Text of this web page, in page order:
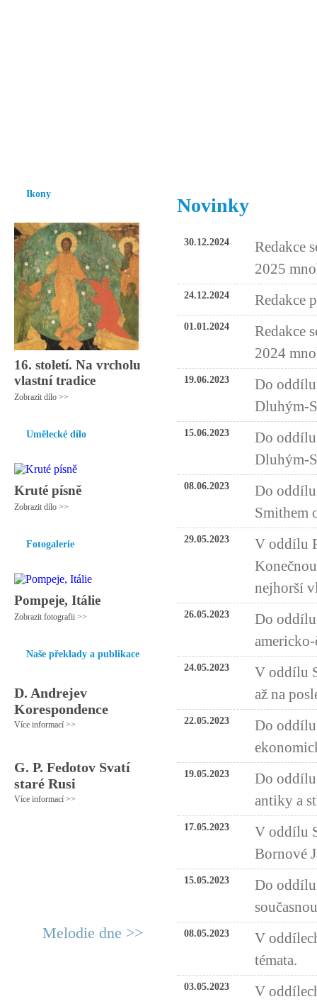
Ikony
16. století. Na vrcholu
vlastní tradice
Zobrazit dílo >>
Umělecké dílo
Kruté písně
Zobrazit dílo >>
Fotogalerie
Pompeje, Itálie
Zobrazit fotografii >>
Naše překlady a publikace
D. Andrejev
Korespondence
Více informací >>
G. P. Fedotov Svatí
staré Rusi
Více informací >>
Melodie dne >>
Novinky
30.12.2024
Redakce
2025
24.12.2024 Redakce
01.01.2024
Redakce
2024
19.06.2023
Do oddílu
Dluhým-
15.06.2023
Do oddílu
Dluhým-
08.06.2023
Do
Smithem
29.05.2023
V oddílu
nejhorší
26.05.2023
Do
24.05.2023
V oddílu
až na
22.05.2023
Do
19.05.2023
Do
antiky a
17.05.2023
V oddílu
Bornové
15.05.2023
Do
08.05.2023
V
témata.
03.05.2023
V